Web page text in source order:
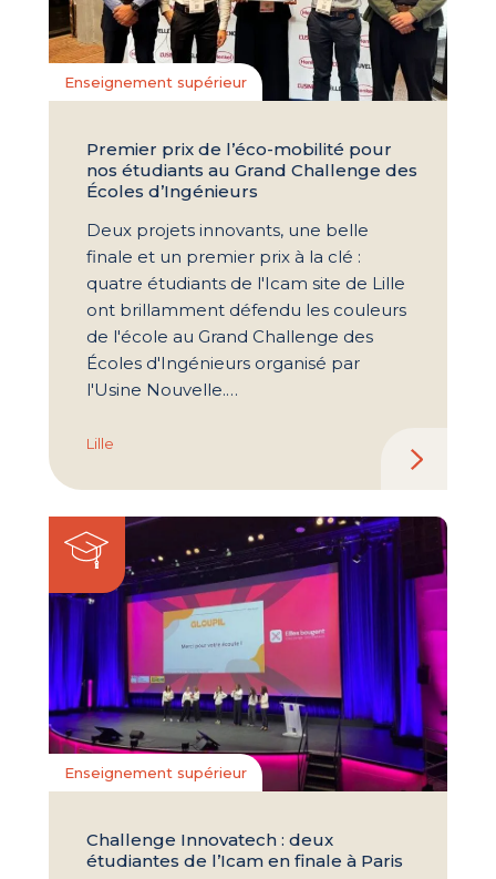
Enseignement supérieur
Premier prix de l’éco-mobilité pour
nos étudiants au Grand Challenge des
Écoles d’Ingénieurs
Deux projets innovants, une belle
finale et un premier prix à la clé :
quatre étudiants de l'Icam site de Lille
ont brillamment défendu les couleurs
de l'école au Grand Challenge des
Écoles d'Ingénieurs organisé par
l'Usine Nouvelle.…
Lille
Enseignement supérieur
Challenge Innovatech : deux
étudiantes de l’Icam en finale à Paris